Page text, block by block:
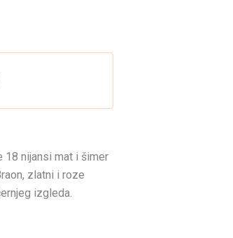
18 nijansi mat i šimer
zlatni i roze
izgleda.